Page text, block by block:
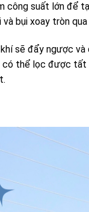
suất lớn để
bụi xoay tròn
sẽ đẩy ngược
thể lọc được